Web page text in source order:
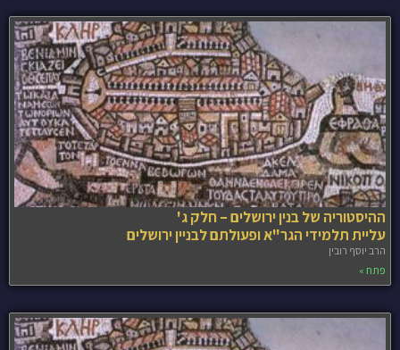
ההיסטוריה של בנין ירושלים – חלק ג'
עליית תלמידי הגר"א ופעולתם לבניין ירושלים
הרב יוסף רובין
פתח »